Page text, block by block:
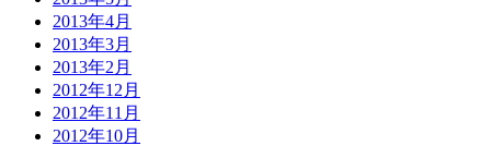
2013年4月
2013年3月
2013年2月
2012年12月
2012年11月
2012年10月